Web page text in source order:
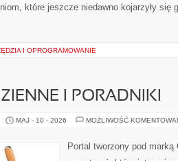
które jeszcze niedawno kojarzyły się
I OPROGRAMOWANIE
I PORADNIKI
MAJ - 10 - 2026 MOŻLIWOŚĆ
Portal tworzony pod